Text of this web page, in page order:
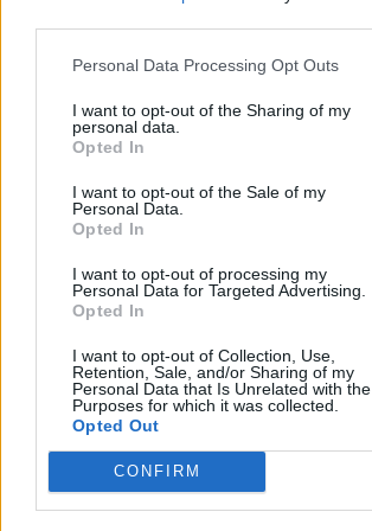
Personal Data Processing Opt Outs
I want to opt-out of the Sharing of my
personal data.
Opted In
I want to opt-out of the Sale of my
Personal Data.
Opted In
I want to opt-out of processing my
Personal Data for Targeted Advertising.
Opted In
I want to opt-out of Collection, Use,
Retention, Sale, and/or Sharing of my
Personal Data that Is Unrelated with the
Purposes for which it was collected.
Opted Out
CONFIRM
Η αναπαράσταση του παλιού
παραδοσιακοί χοροί και η μουσική
γέμισαν το λιμάνι το βράδυ της 6ης
Αυγούστου
ΠΡΟΣΦΥΓΕΣ
«Ένα βιβλίο, ένα χαμόγελο» για
Φροντιστηρίου Μυτιλήνης
Βραβεύτηκαν οι μαθητές για την
προσπάθειά τους – Ο Ματίν, παιδί
Νοσηλευτική του Αριστοτελείου
Πανεπιστημίου Θεσσαλονίκης
Αγιασμός στο ανακαινισμένο
Κοινοτικό Γραφείο
Παλαιοχωρίου